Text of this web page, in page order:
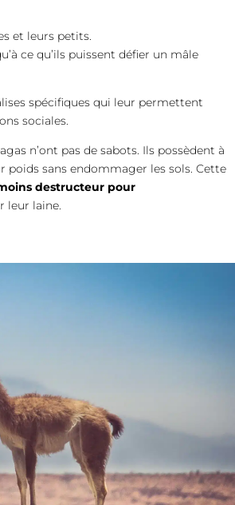
et leurs petits.
ce qu’ils puissent défier un mâle
spécifiques qui leur permettent
sociales.
n’ont pas de sabots. Ils possèdent à
poids sans endommager les sols. Cette
destructeur pour
leur laine.